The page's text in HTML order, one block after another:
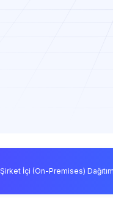
Şirket İçi (On-Premises) Dağıtım